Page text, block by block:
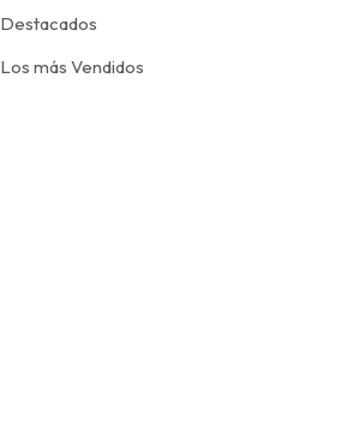
Destacados
Los más Vendidos